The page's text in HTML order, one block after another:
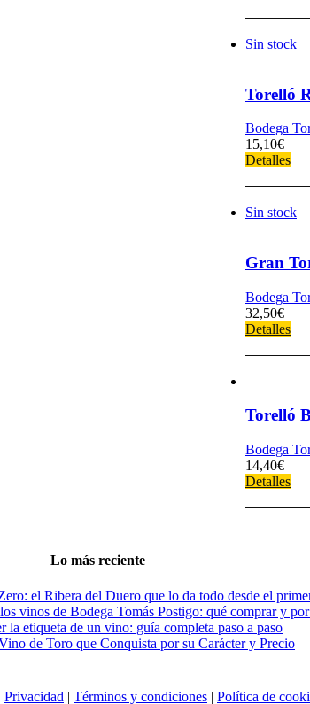
Sin stock
Torelló
Bodega
15,10€
Detalles
Sin stock
Gran
Bodega
32,50€
Detalles
Torelló
Bodega
14,40€
Detalles
Lo más reciente
el Ribera del Duero que lo da todo desde el
vinos de Bodega Tomás Postigo: qué comprar y
la etiqueta de un vino: guía completa paso a paso
de Toro que Conquista por su Carácter y Precio
Privacidad | Términos y condiciones | Política de